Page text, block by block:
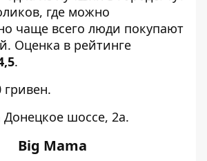
где можно
чаще всего люди покупают
Оценка в рейтинге
.
гривен.
Донецкое шоссе, 2а.
Big Mama